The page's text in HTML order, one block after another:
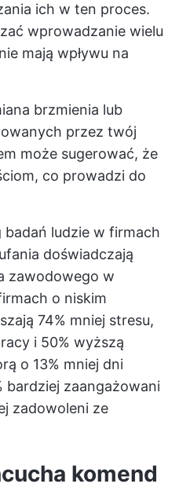
ich w ten proces.
wprowadzanie wielu
mają wpływu na
brzmienia lub
przez twój
może sugerować, że
co prowadzi do
badań ludzie w firmach
doświadczają
zawodowego w
o niskim
74% mniej stresu,
i 50% wyższą
o 13% mniej dni
bardziej zaangażowani
zadowoleni ze
komend